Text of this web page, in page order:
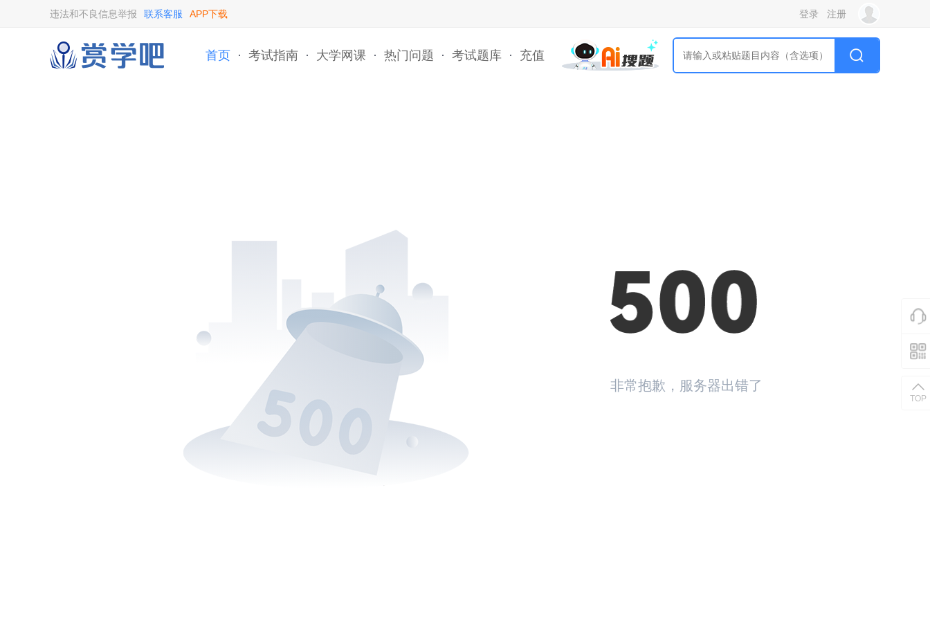
违法和不良信息举报 联系客服 APP下载 登录 注册
首页 · 考试指南 · 大学网课 · 热门问题 · 考试题库 · 充值
非常抱歉，服务器出错了
TOP